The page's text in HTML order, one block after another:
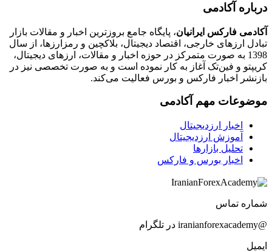
درباره آکادمی
آکادمی فارکس ایرانیان، پایگاه جامع بروزترین اخبار و مقالات بازار
تبادل ارزهای خارجی، اقتصاد دیجیتال، بلاکچین و رمزارزها، از سال
1398 به صورت متمرکز در حوزه اخبار و مقالات، ارزهای‌ دیجیتال،
کریپتو و فین‌تک آغاز به کار نموده است و به صورت تخصصی نیز در
بازنشر اخبار فارکس و بورس فعالیت می‌کند.
موضوعات مهم آکادمی
اخبار ارزدیجیتال
آموزش ارزدیجیتال
تحلیل بازارها
اخبار بورس و فارکس
شماره تماس
@iranianforexacademy در تلگرام
ایمیل